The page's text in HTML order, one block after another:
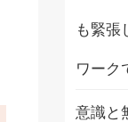
も緊張
ワー
意識と